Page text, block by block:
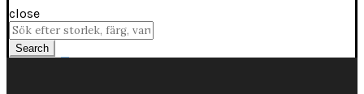
close
Search
for:
Search